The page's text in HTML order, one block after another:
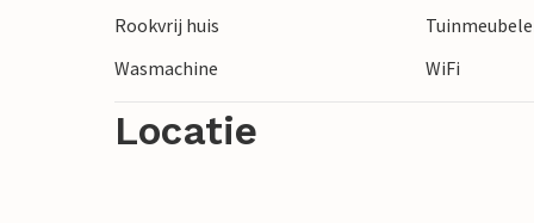
Ontspan in het prachtige berglandschap
Rookvrij huis
Wasmachine
WiFi
Locatie